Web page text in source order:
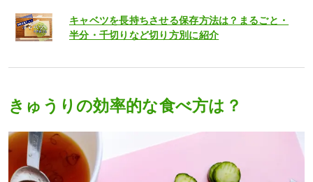
キャベツを長持ちさせる保存方法は？まるごと・
半分・千切りなど切り方別に紹介
きゅうりの効率的な食べ方は？